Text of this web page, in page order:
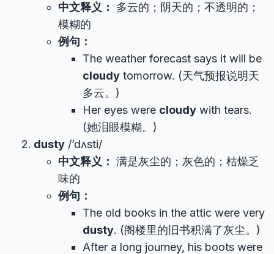
中文释义：
多云的；阴天的；不透明的；
模糊的
例句：
The weather forecast says it will be
cloudy tomorrow. (天气预报说明天
多云。)
Her eyes were cloudy with tears.
(她泪眼模糊。)
dusty /’dʌsti/
中文释义： 满是灰尘的；灰色的；枯燥乏
味的
例句：
The old books in the attic were very
dusty. (阁楼里的旧书积满了灰尘。)
After a long journey, his boots were